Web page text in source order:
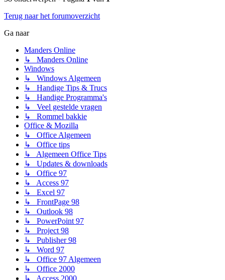
Terug naar het forumoverzicht
Ga naar
Manders Online
↳ Manders Online
Windows
↳ Windows Algemeen
↳ Handige Tips & Trucs
↳ Handige Programma's
↳ Veel gestelde vragen
↳ Rommel bakkie
Office & Mozilla
↳ Office Algemeen
↳ Office tips
↳ Algemeen Office Tips
↳ Updates & downloads
↳ Office 97
↳ Access 97
↳ Excel 97
↳ FrontPage 98
↳ Outlook 98
↳ PowerPoint 97
↳ Project 98
↳ Publisher 98
↳ Word 97
↳ Office 97 Algemeen
↳ Office 2000